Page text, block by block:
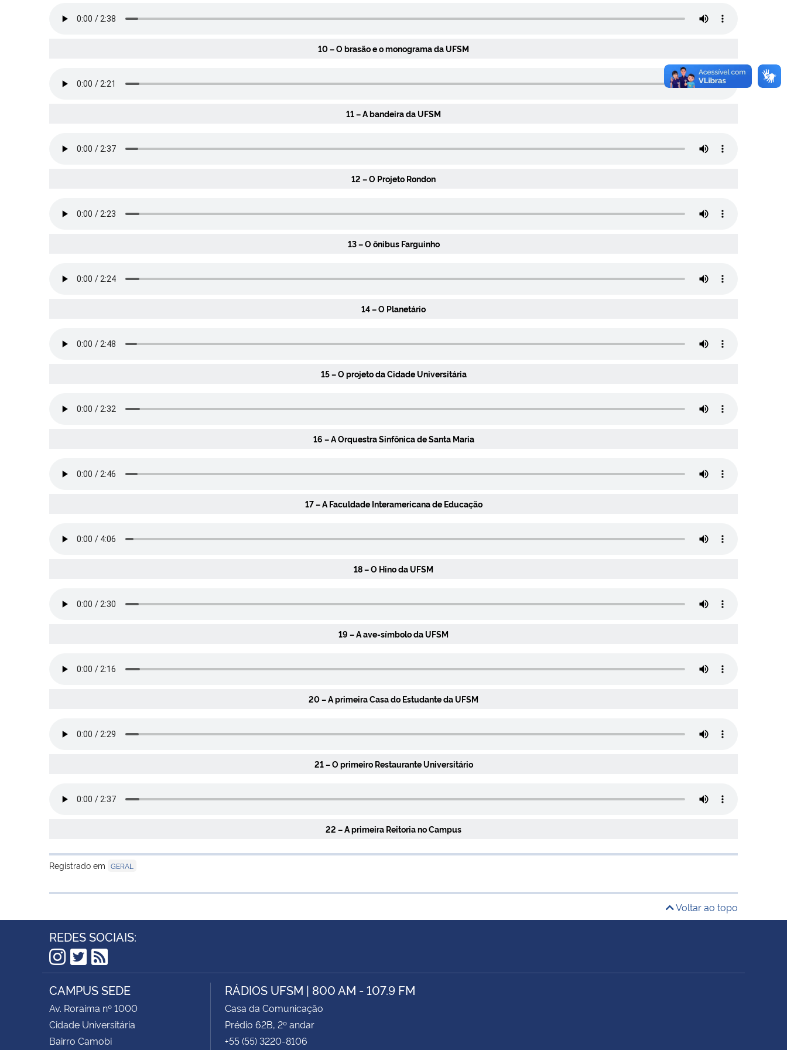
10 – O brasão e o monograma da UFSM
11 – A bandeira da UFSM
12 – O Projeto Rondon
13 – O ônibus Farguinho
14 – O Planetário
15 – O projeto da Cidade Universitária
16 – A Orquestra Sinfônica de Santa Maria
17 – A Faculdade Interamericana de Educação
18 – O Hino da UFSM
19 – A ave-símbolo da UFSM
20 – A primeira Casa do Estudante da UFSM
21 – O primeiro Restaurante Universitário
22 – A primeira Reitoria no Campus
Registrado em GERAL
Voltar ao topo
REDES SOCIAIS:
Instagram
Twitter
RSS
CAMPUS SEDE
Av. Roraima nº 1000
Cidade Universitária
Bairro Camobi
RÁDIOS UFSM | 800 AM - 107.9 FM
Casa da Comunicação
Prédio 62B, 2º andar
+55 (55) 3220-8106